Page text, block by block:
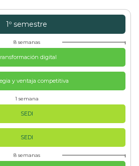
1º semestre
8 semanas
digital
y ventaja competitiva
1 semana
SEDI
SEDI
8 semanas